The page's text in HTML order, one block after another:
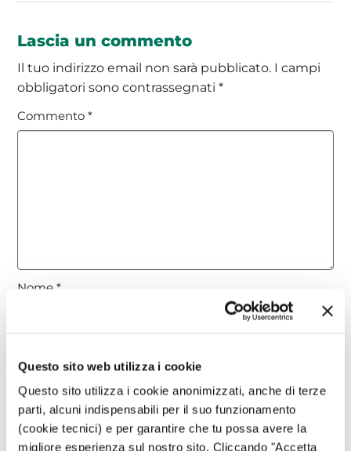
Questo sito web utilizza i cookie
Questo sito utilizza i cookie anonimizzati, anche di terze
parti, alcuni indispensabili per il suo funzionamento
(cookie tecnici) e per garantire che tu possa avere la
migliore esperienza sul nostro sito. Cliccando "Accetta
Lascia un commento
Il tuo indirizzo email non sarà pubblicato. I campi
obbligatori sono contrassegnati*
Commento*
Nome*
Sito web